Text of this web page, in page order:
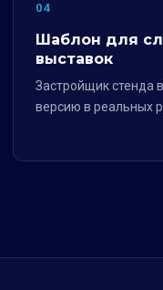
04
Шаблон для
выставок
Застройщик стенда
версию в реальных